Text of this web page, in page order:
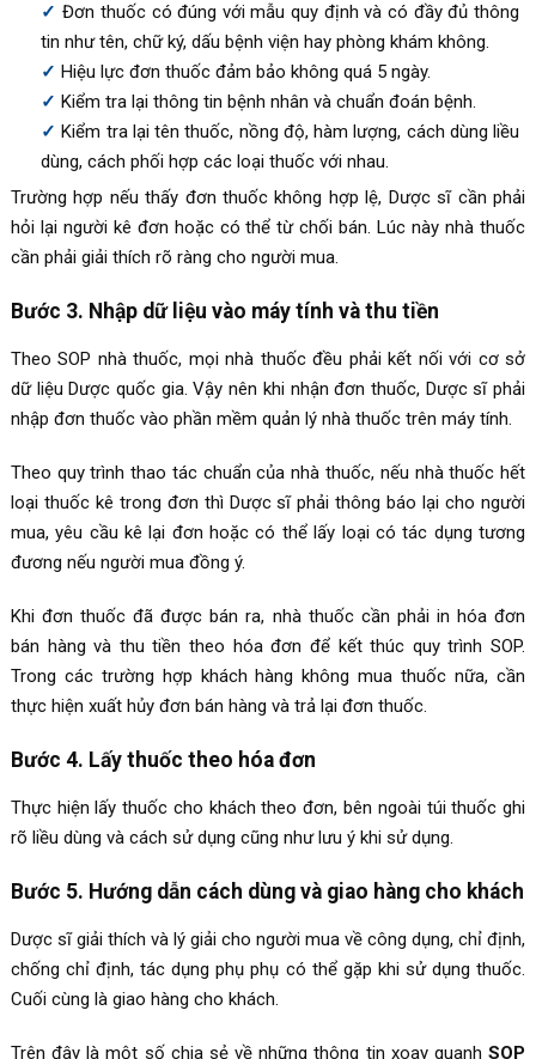
Đơn thuốc có đúng với mẫu quy định và có đầy đủ thông
tin như tên, chữ ký, dấu bệnh viện hay phòng khám không.
Hiệu lực đơn thuốc đảm bảo không quá 5 ngày.
Kiểm tra lại thông tin bệnh nhân và chuẩn đoán bệnh.
Kiểm tra lại tên thuốc, nồng độ, hàm lượng, cách dùng liều
dùng, cách phối hợp các loại thuốc với nhau.
Trường hợp nếu thấy đơn thuốc không hợp lệ, Dược sĩ cần phải
hỏi lại người kê đơn hoặc có thể từ chối bán. Lúc này nhà thuốc
cần phải giải thích rõ ràng cho người mua.
Bước 3. Nhập dữ liệu vào máy tính và thu tiền
Theo SOP nhà thuốc, mọi nhà thuốc đều phải kết nối với cơ sở
dữ liệu Dược quốc gia. Vậy nên khi nhận đơn thuốc, Dược sĩ phải
nhập đơn thuốc vào phần mềm quản lý nhà thuốc trên máy tính.
Theo quy trình thao tác chuẩn của nhà thuốc, nếu nhà thuốc hết
loại thuốc kê trong đơn thì Dược sĩ phải thông báo lại cho người
mua, yêu cầu kê lại đơn hoặc có thể lấy loại có tác dụng tương
đương nếu người mua đồng ý.
Khi đơn thuốc đã được bán ra, nhà thuốc cần phải in hóa đơn
bán hàng và thu tiền theo hóa đơn để kết thúc quy trình SOP.
Trong các trường hợp khách hàng không mua thuốc nữa, cần
thực hiện xuất hủy đơn bán hàng và trả lại đơn thuốc.
Bước 4. Lấy thuốc theo hóa đơn
Thực hiện lấy thuốc cho khách theo đơn, bên ngoài túi thuốc ghi
rõ liều dùng và cách sử dụng cũng như lưu ý khi sử dụng.
Bước 5. Hướng dẫn cách dùng và giao hàng cho khách
Dược sĩ giải thích và lý giải cho người mua về công dụng, chỉ định,
chống chỉ định, tác dụng phụ phụ có thể gặp khi sử dụng thuốc.
Cuối cùng là giao hàng cho khách.
Trên đây là một số chia sẻ về những thông tin xoay quanhSOP